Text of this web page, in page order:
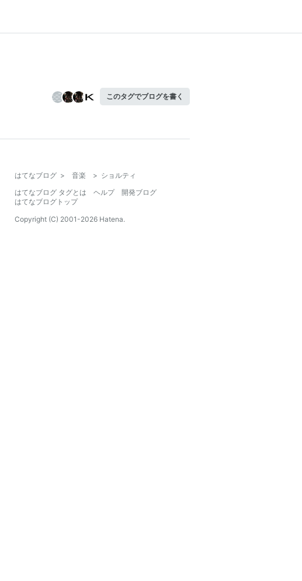
このタグでブログを書く
はてなブログ > 音楽 > ショルティ
はてなブログ タグとは
ヘルプ
開発ブログ
はてなブログトップ
Copyright (C) 2001-2026 Hatena.